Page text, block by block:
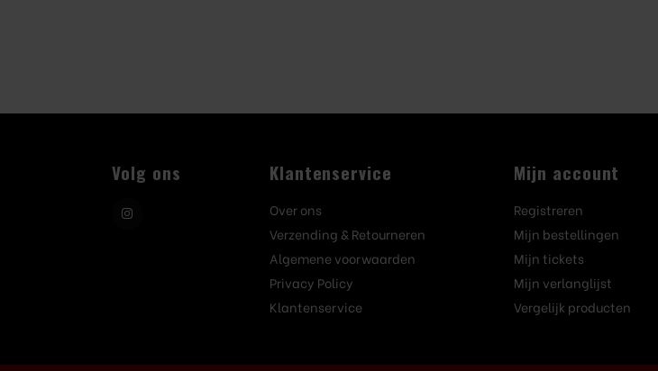
Volg ons Klantenservice
Over ons
Verzending & Retourneren
Algemene voorwaarden
Privacy Policy
Klantenservice
Mijn account
Registreren
Mijn bestellingen
Mijn tickets
Mijn verlanglijst
Vergelijk producten